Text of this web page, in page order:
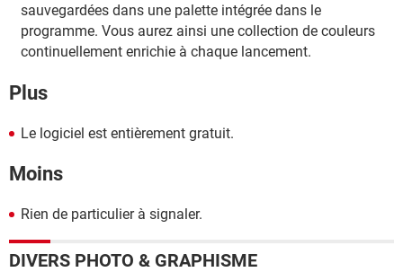
sauvegardées dans une palette intégrée dans le
programme. Vous aurez ainsi une collection de couleurs
continuellement enrichie à chaque lancement.
Plus
Le logiciel est entièrement gratuit.
Moins
Rien de particulier à signaler.
DIVERS PHOTO & GRAPHISME